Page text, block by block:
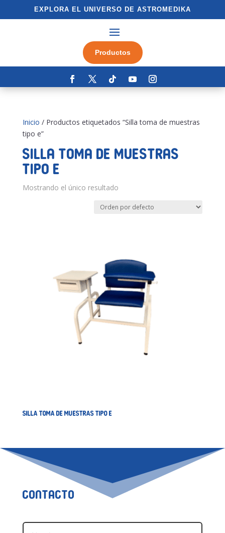
EXPLORA EL UNIVERSO DE ASTROMEDIKA
Productos
Inicio / Productos etiquetados “Silla toma de muestras
tipo e”
Silla toma de muestras
tipo e
Mostrando el único resultado
SILLA TOMA DE MUESTRAS TIPO E
Contacto